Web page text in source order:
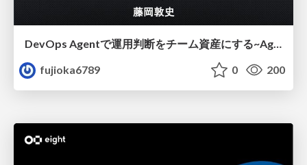
DevOps Agentで運用判断をチーム資産にする ~Agent InstructionsとAgent Skillを継続的に育てる~
fujioka6789
0 200